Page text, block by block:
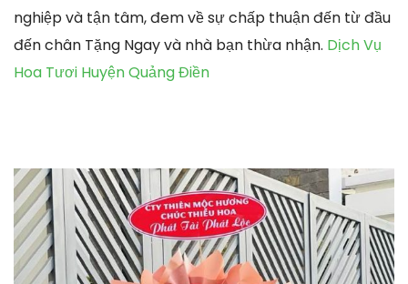
nghiệp và tận tâm, đem về sự chấp thuận đến từ đầu
đến chân Tặng Ngay và nhà bạn thừa nhận. Dịch Vụ
Hoa Tươi Huyện Quảng Điền